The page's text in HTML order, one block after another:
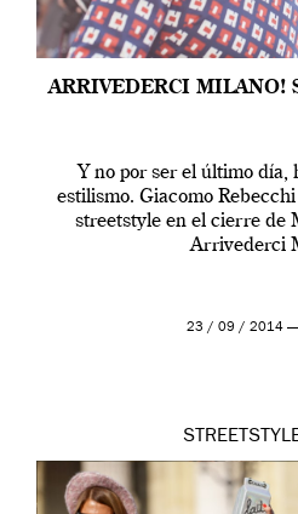
ARRIVEDERCI MILANO!
Y no por ser el último día,
estilismo. Giacomo
streetstyle en el cierre de
Arrivederci
23 / 09 / 2014